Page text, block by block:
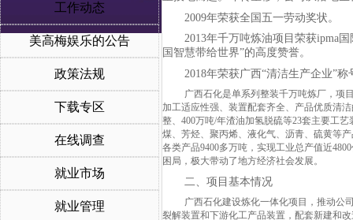
工作动态
美高梅娱乐的公告
政策法规
下载专区
在线调查
就业市场
就业管理
2009年荣获全国五一劳动奖状。
2013年千万吨炼油项目荣获ipma
国智慧带给世界”的高度赞誉。
2018年荣获广西“清洁生产企业”称
广西石化是单系列整装千万吨炼厂，项
加工适应性强、装置配套齐全、产品优质清
整、400万吨/年渣油加氢脱硫等23套主要工
煤、芳烃、聚丙烯、液化气、沥青、硫黄等
各类产品9400多万吨，实现工业总产值近
困局，极大带动了地方经济社会发展。
二、项目基本情况
广西石化建设炼化一体化项目，推动公
裂解装置和下游化工产品装置，配套新建和